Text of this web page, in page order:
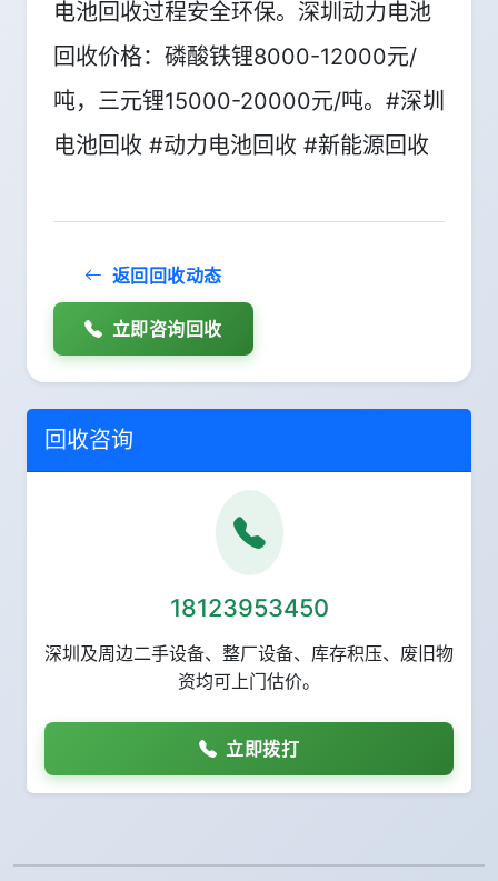
电池回收过程安全环保。深圳动力电池
回收价格：磷酸铁锂8000-12000元/
吨，三元锂15000-20000元/吨。#深圳
电池回收 #动力电池回收 #新能源回收
返回回收动态
立即咨询回收
回收咨询
18123953450
深圳及周边二手设备、整厂设备、库存积压、废旧物
资均可上门估价。
立即拨打